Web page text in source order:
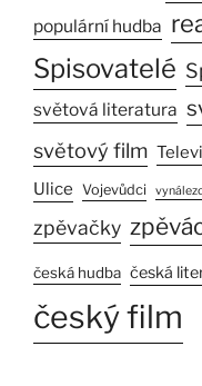
populární hudba
Spisovatelé
světová literatura
světový film
Ulice Vojevůdci
zpěvačky
česká hudba česká
český film